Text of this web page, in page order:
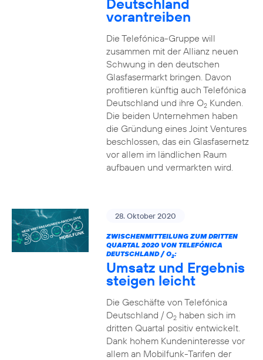
Deutschland
vorantreiben
Die Telefónica-Gruppe will
zusammen mit der Allianz neuen
Schwung in den deutschen
Glasfasermarkt bringen. Davon
profitieren künftig auch Telefónica
Deutschland und ihre O2Kunden.
Die beiden Unternehmen haben
die Gründung eines Joint Ventures
beschlossen, das ein Glasfasernetz
vor allem im ländlichen Raum
aufbauen und vermarkten wird.
28. Oktober 2020
ZWISCHENMITTEILUNG ZUM DRITTEN
QUARTAL 2020 VON TELEFÓNICA
DEUTSCHLAND / O2:
Umsatz und Ergebnis
steigen leicht
Die Geschäfte von Telefónica
Deutschland / O2haben sich im
dritten Quartal positiv entwickelt.
Dank hohem Kundeninteresse vor
allem an Mobilfunk-Tarifen der